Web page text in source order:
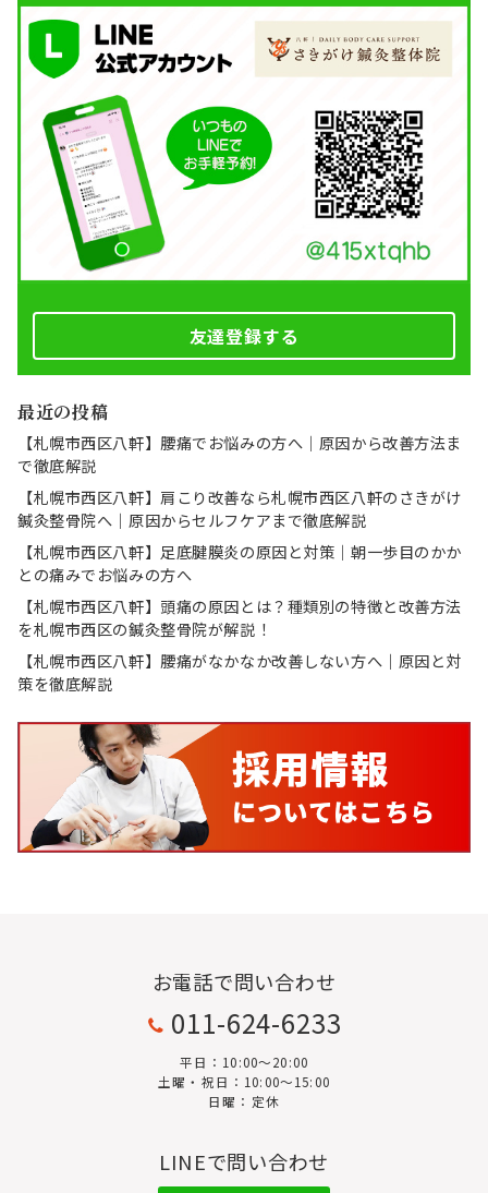
友達登録する
最近の投稿
【札幌市西区八軒】腰痛でお悩みの方へ｜原因から改善方法ま
で徹底解説
【札幌市西区八軒】肩こり改善なら札幌市西区八軒のさきがけ
鍼灸整骨院へ｜原因からセルフケアまで徹底解説
【札幌市西区八軒】足底腱膜炎の原因と対策｜朝一歩目のかか
との痛みでお悩みの方へ
【札幌市西区八軒】頭痛の原因とは？種類別の特徴と改善方法
を札幌市西区の鍼灸整骨院が解説！
【札幌市西区八軒】腰痛がなかなか改善しない方へ｜原因と対
策を徹底解説
お電話で問い合わせ
011-624-6233
平日：10:00〜20:00
土曜・祝日：10:00～15:00
日曜：定休
LINEで問い合わせ